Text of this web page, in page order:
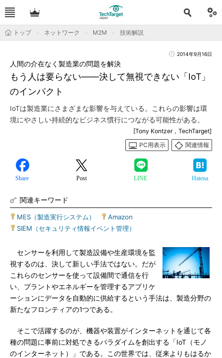
トップ ネットワーク M2M 技術解説
2014年9月16日
もう人は要らない――決して無視できない「IoT」
のインパクト
人間の介在なく製造業の問題を解決
IoTは製造業にさまざまな影響を与えている。これらの影響は環
境にやさしい持続的なビジネス慣行につながる可能性がある。
[Tony Kontzer，TechTarget]
PC用表示
関連情報
Share Post LINE Hatena
関連キーワード
MES（製造実行システム） Amazon
SIEM（セキュリティ情報イベント管理）
センサーを利用して製造設備や生産環境を監
視するのは、決して新しい手法ではない。だが
これらのセンサーを使って設備間で通信を行
い、プラントやエネルギーを管理するアプリケ
ーションにデータを自動的に供給するという手法は、製造分野の
新たなフロンティアの1つである。
そこで活躍するのが、機器や装置がインターネットを通じて各
種の問題に事前に対処できるパラダイムを創出する「IoT（モノ
のインターネット）」である。この世界では、従来よりもはるか